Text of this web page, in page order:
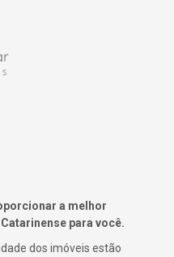
a melhor
para você.
dos imóveis estão